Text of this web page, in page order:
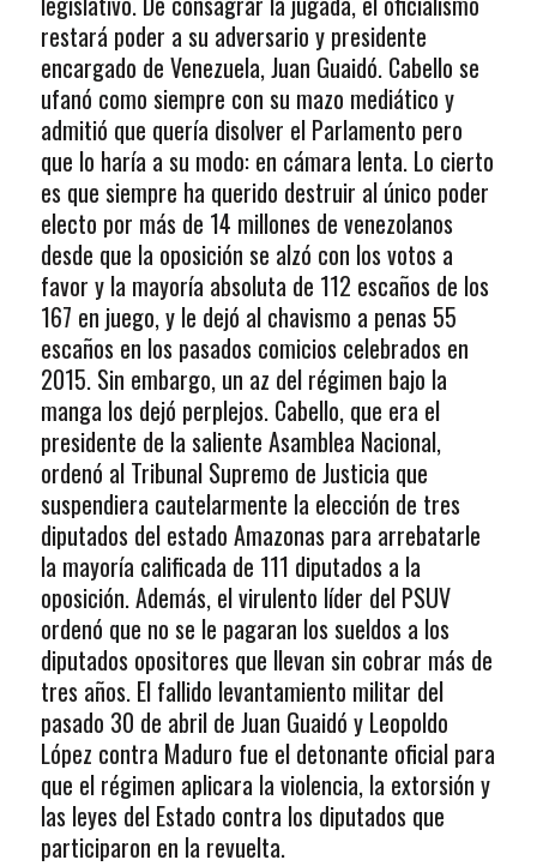
restará poder a su adversario y presidente
encargado de Venezuela, Juan Guaidó. Cabello se
ufanó como siempre con su mazo mediático y
admitió que quería disolver el Parlamento pero
que lo haría a su modo: en cámara lenta. Lo cierto
es que siempre ha querido destruir al único poder
electo por más de 14 millones de venezolanos
desde que la oposición se alzó con los votos a
favor y la mayoría absoluta de 112 escaños de los
167 en juego, y le dejó al chavismo a penas 55
escaños en los pasados comicios celebrados en
2015. Sin embargo, un az del régimen bajo la
manga los dejó perplejos. Cabello, que era el
presidente de la saliente Asamblea Nacional,
ordenó al Tribunal Supremo de Justicia que
suspendiera cautelarmente la elección de tres
diputados del estado Amazonas para arrebatarle
la mayoría calificada de 111 diputados a la
oposición. Además, el virulento líder del PSUV
ordenó que no se le pagaran los sueldos a los
diputados opositores que llevan sin cobrar más de
tres años. El fallido levantamiento militar del
pasado 30 de abril de Juan Guaidó y Leopoldo
López contra Maduro fue el detonante oficial para
que el régimen aplicara la violencia, la extorsión y
las leyes del Estado contra los diputados que
participaron en la revuelta.